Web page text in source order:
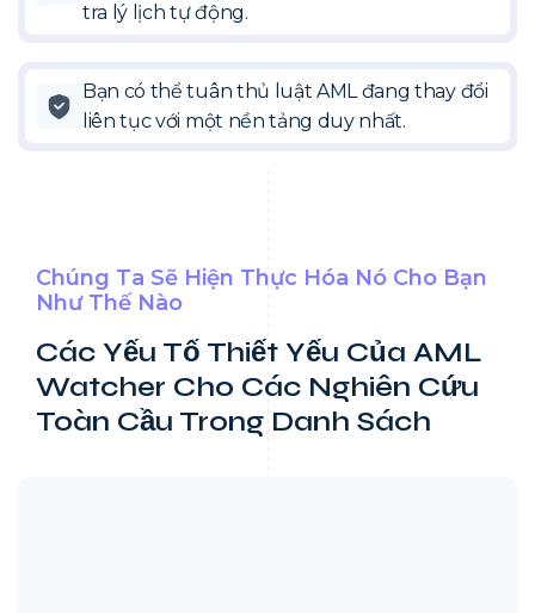
tra lý lịch tự động.
Bạn có thể tuân thủ luật AML đang thay đổi
liên tục với một nền tảng duy nhất.
Chúng Ta Sẽ Hiện Thực Hóa Nó Cho Bạn
Như Thế Nào
Các Yếu Tố Thiết Yếu Của AML
Watcher Cho Các Nghiên Cứu
Toàn Cầu Trong Danh Sách